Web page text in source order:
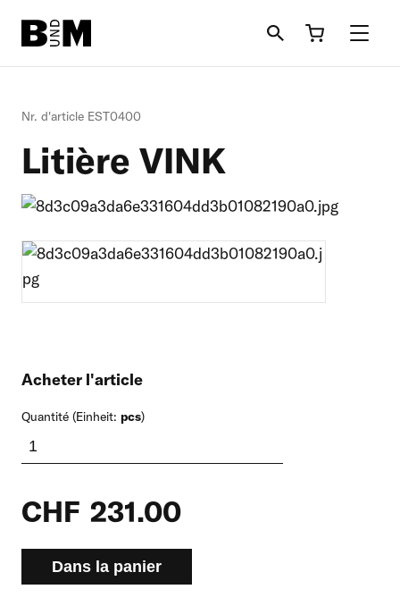
contenu
Bovin
Cheval
Litèrie
Moutons + Chèvres
Informations
Nr. d'article EST0400
Litière VINK
Acheter l'article
Quantité (Einheit: pcs)
CHF 231.00
Dans la panier